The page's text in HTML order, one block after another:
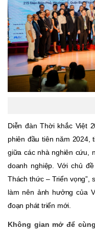
Diễn đàn Thời khắc Việt
phiên đầu tiên năm 2024,
giữa các nhà nghiên cứu,
doanh nghiệp. Với chủ
Thách thức – Triển vọng”,
làm nên ảnh hưởng của
đoạn phát triển mới.
Không gian mở để